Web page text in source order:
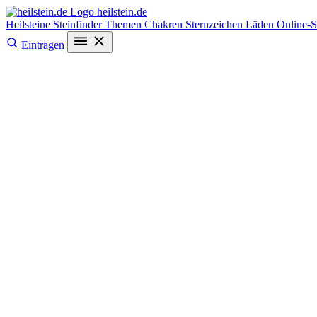
heilstein.de
Heilsteine SteinfinderThemen Chakren Sternzeichen Läden Online-
Eintragen